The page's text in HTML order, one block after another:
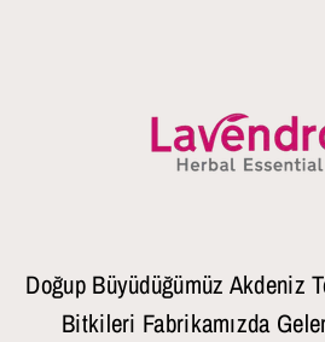
Doğup Büyüdüğümüz Akdeniz
Bitkileri Fabrikamızda